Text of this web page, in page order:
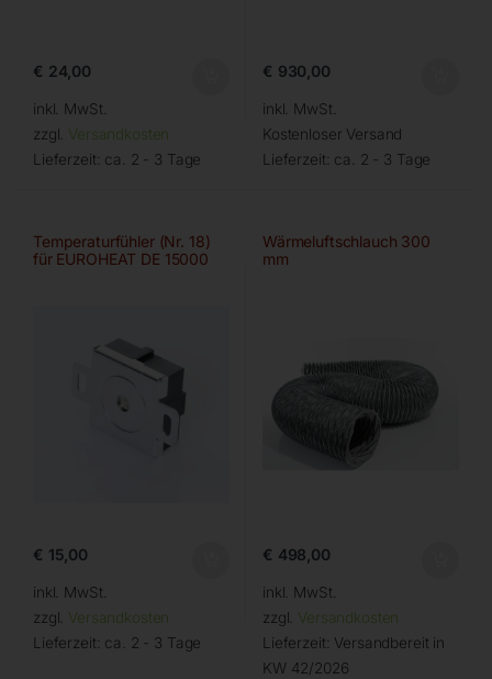
€ 24,00
inkl. MwSt.
zzgl. Versandkosten
Lieferzeit: ca. 2 - 3 Tage
€ 930,00
inkl. MwSt.
Kostenloser Versand
Lieferzeit: ca. 2 - 3 Tage
Temperaturfühler (Nr. 18)
für EUROHEAT DE 15000
€ 15,00
inkl. MwSt.
zzgl. Versandkosten
Lieferzeit: ca. 2 - 3 Tage
Wärmeluftschlauch 300
mm
€ 498,00
inkl. MwSt.
zzgl. Versandkosten
Lieferzeit: Versandbereit in
KW 42/2026